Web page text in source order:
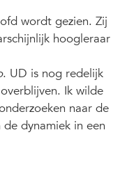
wordt gezien. Zij
hoogleraar
. UD is nog redelijk
Ik wilde
naar de
dynamiek in een